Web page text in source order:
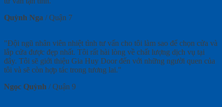
Quỳnh Nga /Quận 7
"Đội ngũ nhân viên nhiệt tình tư vấn cho tôi làm sao để chọn cửa và
lắp cửa được đẹp nhất. Tôi rất hài lòng về chất lượng dịch vụ tại
đây. Tôi sẽ giới thiệu Gia Huy Door đến với những người quen của
tôi và sẽ còn hợp tác trong tương lai."
Ngọc Quỳnh /Quận 9